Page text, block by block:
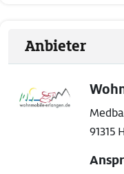
Anbieter
91315